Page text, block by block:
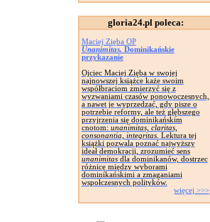
gloria24.pl poleca:
Maciej Zięba OP
Unanimitas. Dominikańskie
przykazanie
Ojciec Maciej Zięba w swojej
najnowszej książce każe swoim
współbraciom zmierzyć się z
wyzwaniami czasów ponowoczesnych,
a nawet je wyprzedzać, gdy pisze o
potrzebie reformy, ale też głębszego
przyjrzenia się dominikańskim
cnotom: unanimitas, claritas,
consonantia, integritas. Lektura tej
książki pozwala poznać najwyższy
ideał demokracji, zrozumieć sens
unanimitasdla dominikanów, dostrzec
różnicę między wyborami
dominikańskimi a zmaganiami
wspołczesnych polityków.
więcej >>>